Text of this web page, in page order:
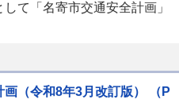
て「名寄市交通安全計画」
（令和8年3月改訂版） （P